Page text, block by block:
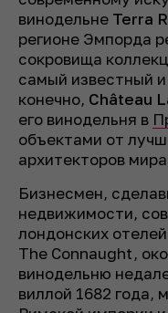
винодельне Terra
регионе Эмпорда
сокровища
самый известный
конечно, Château
его винодельня в
объектами от
архитекторов
Бизнесмен,
недвижимости,
лондонских
The Connaught,
винодельню
виллой 1682 года,